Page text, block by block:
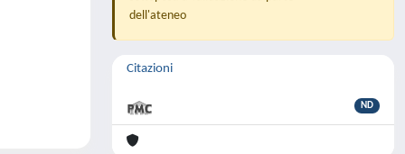
dell'ateneo
Citazioni
ND